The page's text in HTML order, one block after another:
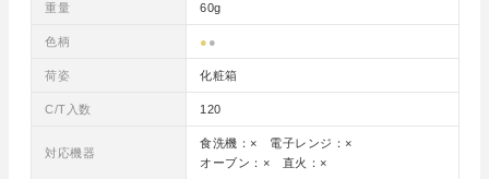
重量 60g
色柄 ● ●
荷姿 化粧箱
C/T入数 120
対応機器
食洗機：× 電子レンジ：×
オーブン：× 直火：×